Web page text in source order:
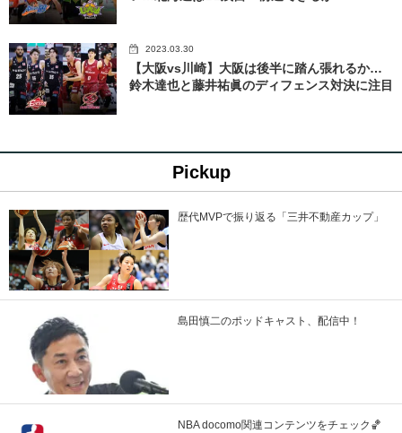
2023.03.30
【大阪vs川崎】大阪は後半に踏ん張れるか…
鈴木達也と藤井祐眞のディフェンス対決に注目
Pickup
歴代MVPで振り返る「三井不動産カップ」
島田慎二のポッドキャスト、配信中！
NBA docomo関連コンテンツをチェック🏀